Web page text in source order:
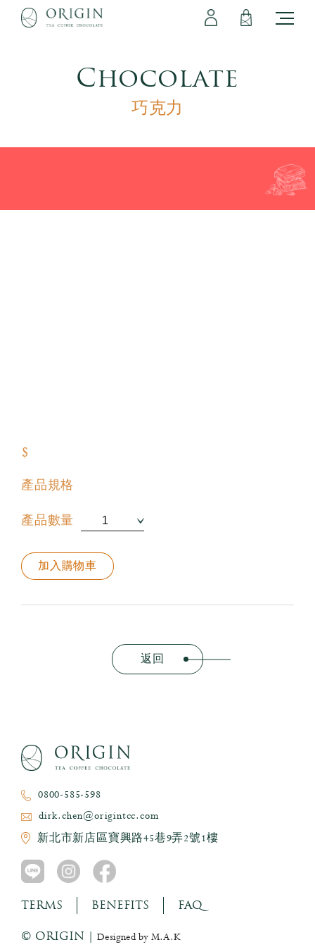
Chocolate
巧克力
$
產品規格
產品數量
加入購物車
返回
0800-585-598
dirk.chen@origintcc.com
新北市新店區寶興路45巷9弄2號1樓
TERMS BENEFITS FAQ
© ORIGIN | Designed by M.A.K